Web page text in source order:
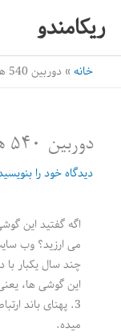
ریکامندو
خانه دوربین 540 هزار دلاری در جیب شما
دوربین 540 هزار دلاری در جیب شما
دیدگاه‌ خود را
چند سال یکبار با
3. پهنای باند
میده.